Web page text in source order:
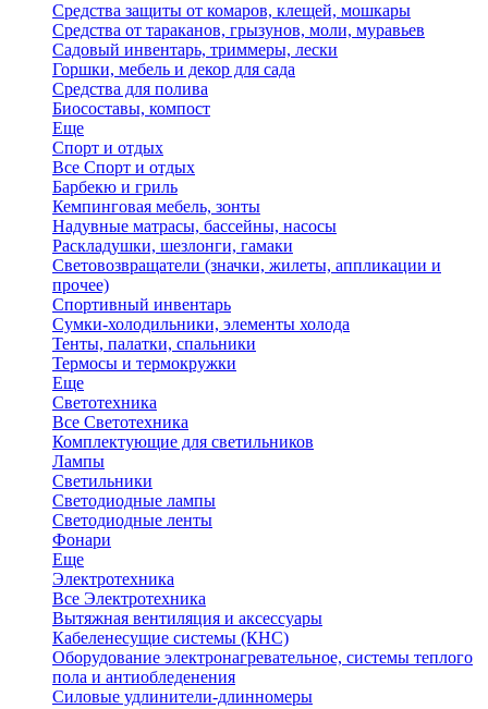
Средства защиты от комаров, клещей, мошкары
Средства от тараканов, грызунов, моли, муравьев
Садовый инвентарь, триммеры, лески
Горшки, мебель и декор для сада
Средства для полива
Биосоставы, компост
Еще
Спорт и отдых
Все Спорт и отдых
Барбекю и гриль
Кемпинговая мебель, зонты
Надувные матрасы, бассейны, насосы
Раскладушки, шезлонги, гамаки
Световозвращатели (значки, жилеты, аппликации и
прочее)
Спортивный инвентарь
Сумки-холодильники, элементы холода
Тенты, палатки, спальники
Термосы и термокружки
Еще
Светотехника
Все Светотехника
Комплектующие для светильников
Лампы
Светильники
Светодиодные лампы
Светодиодные ленты
Фонари
Еще
Электротехника
Все Электротехника
Вытяжная вентиляция и аксессуары
Кабеленесущие системы (КНС)
Оборудование электронагревательное, системы теплого
пола и антиобледенения
Силовые удлинители-длинномеры